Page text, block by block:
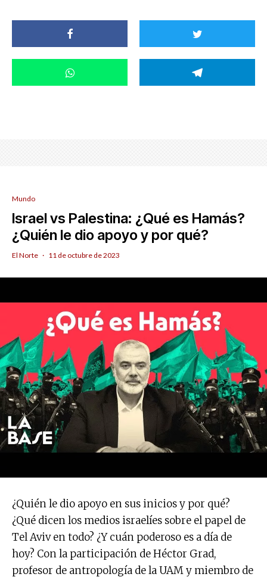
Mundo
Israel vs Palestina: ¿Qué es Hamás?
¿Quién le dio apoyo y por qué?
El Norte · 11 de octubre de 2023
¿Quién le dio apoyo en sus inicios y por qué?
¿Qué dicen los medios israelíes sobre el papel de
Tel Aviv en todo? ¿Y cuán poderoso es a día de
hoy? Con la participación de Héctor Grad,
profesor de antropología de la UAM y miembro de